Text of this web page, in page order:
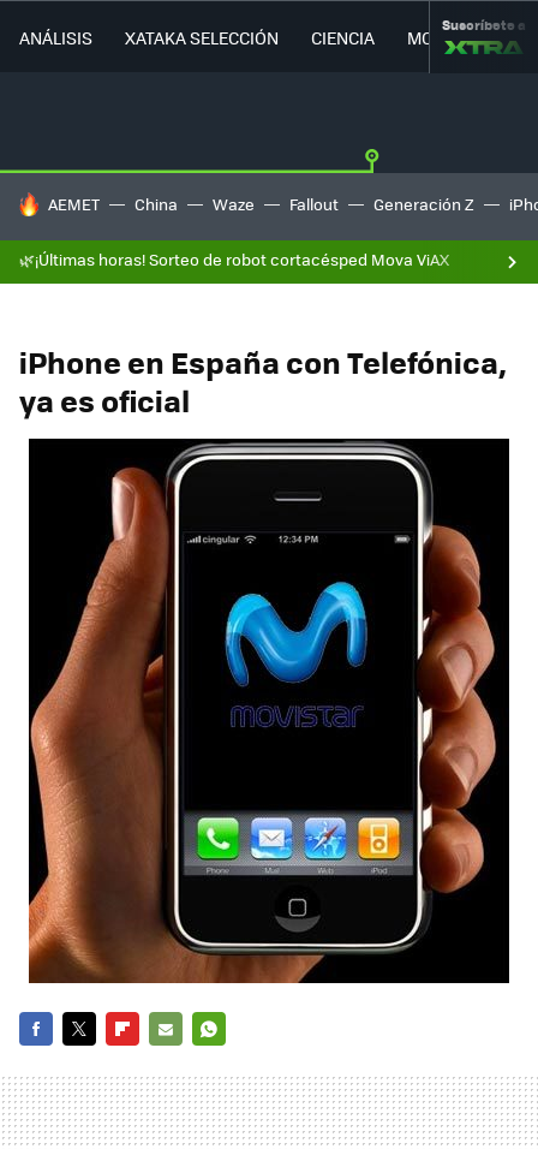
ANÁLISIS XATAKA SELECCIÓN CIENCIA MOVILIDAD
Suscríbete a
HOY SE HABLA DE
AEMET China Waze Fallout Generación Z
🌿¡Últimas horas! Sorteo de robot cortacésped Mova ViAX
iPhone en España con Telefónica,
ya es oficial
MAIL